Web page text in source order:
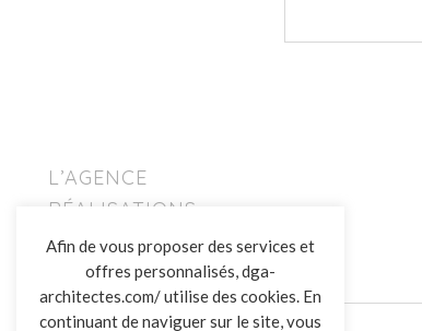
L’AGENCE
RÉALISATIONS
ACTUALITÉS
CONTACT
Afin de vous proposer des services et
offres personnalisés, dga-
architectes.com/ utilise des cookies. En
continuant de naviguer sur le site, vous